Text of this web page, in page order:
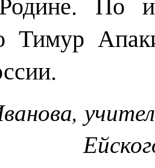
Тимур